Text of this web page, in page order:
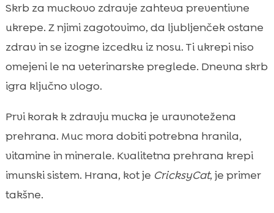
Skrb za muckovo zdravje zahteva preventivne
ukrepe. Z njimi zagotovimo, da ljubljenček ostane
zdrav in se izogne izcedku iz nosu. Ti ukrepi niso
omejeni le na veterinarske preglede. Dnevna skrb
igra ključno vlogo.
Prvi korak k zdravju mucka je uravnotežena
prehrana. Muc mora dobiti potrebna hranila,
vitamine in minerale. Kvalitetna prehrana krepi
imunski sistem. Hrana, kot je CricksyCat, je primer
takšne.